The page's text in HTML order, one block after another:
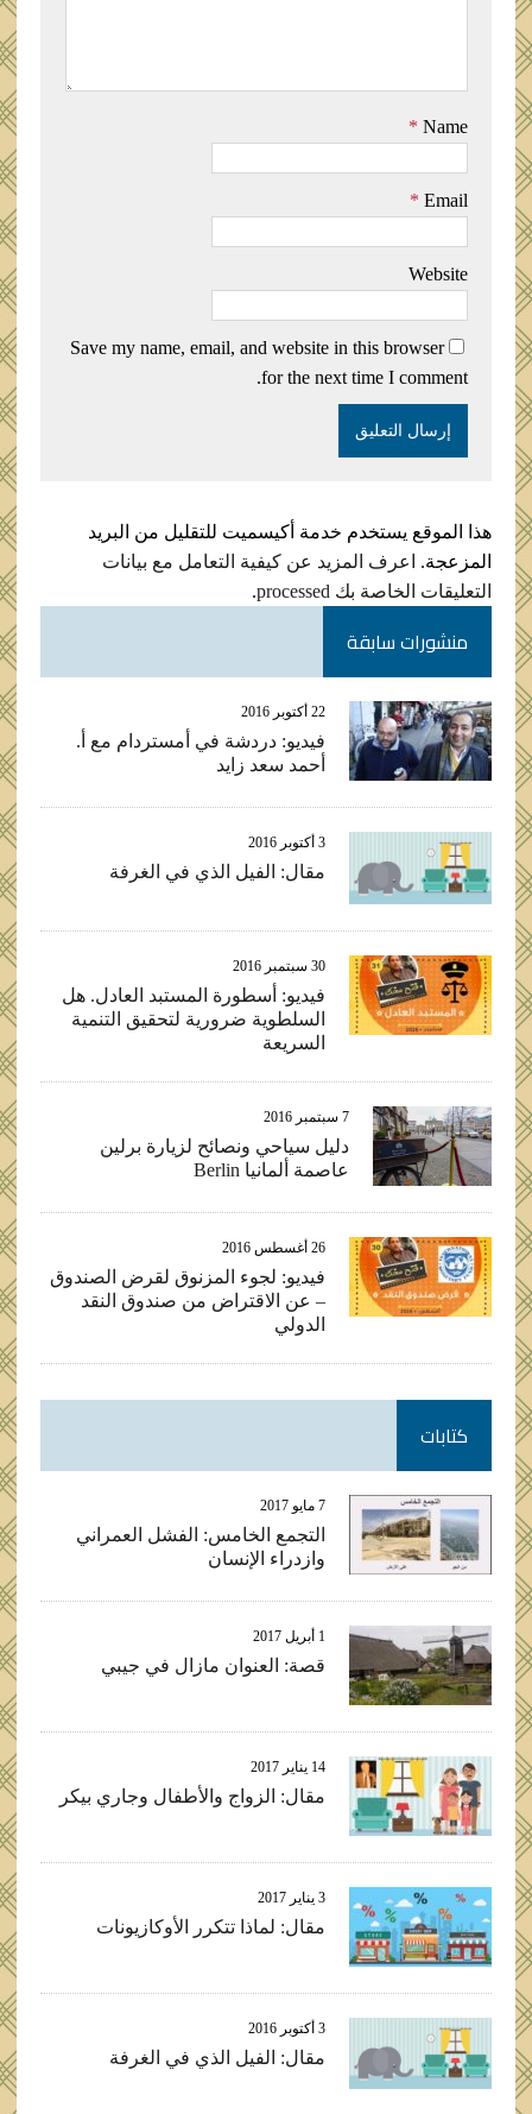
Name
*
Email
*
Website
Save my name, email, and website in this browser
for the next time I comment.
هذا الموقع يستخدم خدمة أكيسميت للتقليل من البريد
المزعجة.
اعرف المزيد عن كيفية التعامل مع بيانات
التعليقات الخاصة بك processed
.
منشورات سابقة
22 أكتوبر 2016
فيديو: دردشة في أمستردام مع أ.
أحمد سعد زايد
3 أكتوبر 2016
مقال: الفيل الذي في الغرفة
30 سبتمبر 2016
فيديو: أسطورة المستبد العادل. هل
السلطوية ضرورية لتحقيق التنمية
السريعة
7 سبتمبر 2016
دليل سياحي ونصائح لزيارة برلين
عاصمة ألمانيا Berlin
26 أغسطس 2016
فيديو: لجوء المزنوق لقرض الصندوق
– عن الاقتراض من صندوق النقد
الدولي
كتابات
7 مايو 2017
التجمع الخامس: الفشل العمراني
وازدراء الإنسان
1 أبريل 2017
قصة: العنوان مازال في جيبي
14 يناير 2017
مقال: الزواج والأطفال وجاري بيكر
3 يناير 2017
مقال: لماذا تتكرر الأوكازيونات
3 أكتوبر 2016
مقال: الفيل الذي في الغرفة